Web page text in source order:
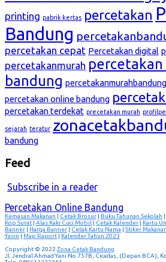
printing pabrik kertas percetakan
Bandung
percetakan cepat Percetakan digital
percetakanmurah percetakan
bandung percetakanmurahbandung
percetakan online bandung
percetakan terdekat precetakan murah
sejarah teratur
bandung
Feed
Subscribe in a reader
Percetakan Online Bandung
Kemasan Makanan | Cetak Brosur | Buku Tahunan Sekolah |
Kop Surat | Alas Kaki Cuci Mobil | Cetak Kalender | Kartu
Banner | Harga Banner | Cetak Kartu Nama | Stiker Makanan
Yasin | Map Raport | Kalender Tahun 2023
Copyright © 2022 Zona Cetak Bandung
Jl. Jendral Ahmad Yani No.757B, Cicadas, (Depan BCA),